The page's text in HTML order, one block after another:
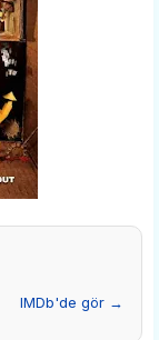
IMDb'de gör →